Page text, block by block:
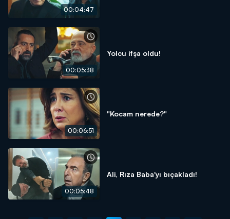
00:04:47
00:05:38
Yolcu ifşa oldu!
00:06:51
"Kocam nerede?"
00:05:48
Ali, Rıza Baba'yı bıçakladı!